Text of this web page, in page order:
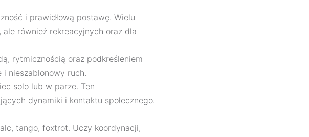
i prawidłową postawę. Wielu
również rekreacyjnych oraz dla
rytmicznością oraz podkreśleniem
nieszablonowy ruch.
solo lub w parze. Ten
dynamiki i kontaktu społecznego.
tango, foxtrot. Uczy koordynacji,